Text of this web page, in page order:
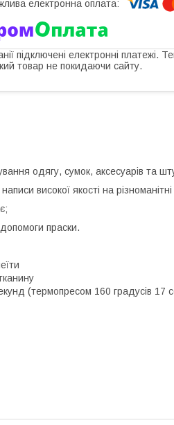
підключені електронні платежі.
товар не покидаючи сайту.
одягу, сумок, аксесуарів та
високої якості на
праски.
(термопресом 160 градусів 17